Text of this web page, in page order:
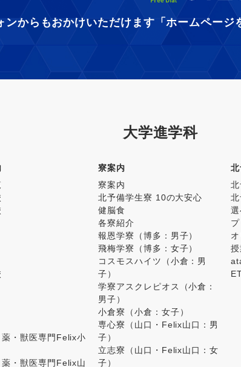
ンからもおかけいただけます 「ホームペー
大学進学科
薬・獣医専門Felix小
薬・獣医専門Felix山
寮案内
寮案内
北予備学生寮 10の大安心
健脳食
各寮紹介
報恩学寮（博多：男子）
飛梅学寮（博多：女子）
コスモスハイツ（小倉：男
子）
学寮アスクレピオス（小倉：
男子）
小倉寮（小倉：女子）
専心寮（山口・Felix山口：男
子）
立志寮（山口・Felix山口：女
子）